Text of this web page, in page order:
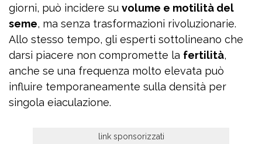
giorni, può incidere su volume e motilità del
seme, ma senza trasformazioni rivoluzionarie.
Allo stesso tempo, gli esperti sottolineano che
darsi piacere non compromette la fertilità,
anche se una frequenza molto elevata può
influire temporaneamente sulla densità per
singola eiaculazione.